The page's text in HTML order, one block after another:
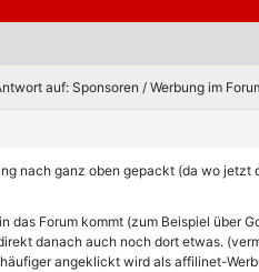
auf: Sponsoren / Werbung im
nach ganz oben gepackt (da wo
das Forum kommt (zum Beispiel über
danach auch noch dort etwas.
angeklickt wird als affilinet-